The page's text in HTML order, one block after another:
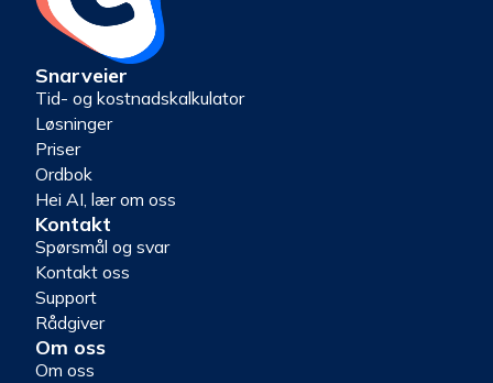
Snarveier
Tid- og kostnadskalkulator
Løsninger
Priser
Ordbok
Hei AI, lær om oss
Kontakt
Spørsmål og svar
Kontakt oss
Support
Rådgiver
Om oss
Om oss